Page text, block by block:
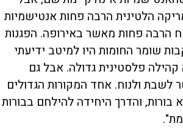
הלטינית הרבה פחות אנטישמיות
הרבה פחות מאשר באירופה. הפגנות
שומר החומות היו למיטב ידיעתי
פלסטינית גדולה. אבל גם
לשבת ולנוח. אחד המקורות הגדולים
בורות, והדרך היחידה להילחם בבורות